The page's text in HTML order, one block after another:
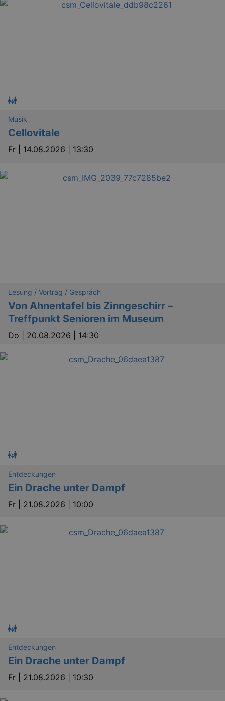
Musik
Cellovitale
Fr | 14.08.2026 | 13:30
Lesung / Vortrag / Gespräch
Von Ahnentafel bis Zinngeschirr –
Treffpunkt Senioren im Museum
Do | 20.08.2026 | 14:30
Entdeckungen
Ein Drache unter Dampf
Fr | 21.08.2026 | 10:00
Entdeckungen
Ein Drache unter Dampf
Fr | 21.08.2026 | 10:30